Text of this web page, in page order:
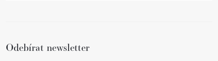
Odebírat newsletter